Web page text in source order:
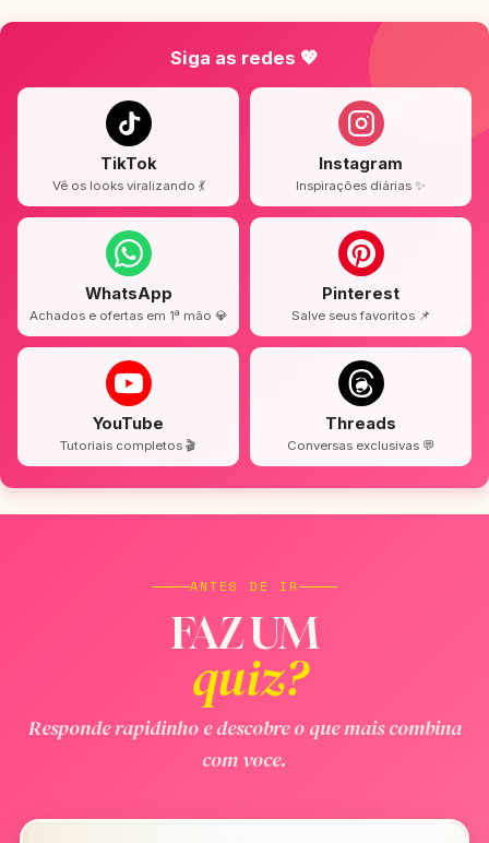
Siga as redes 💖
TikTok
Vê os looks viralizando 💃
Instagram
Inspirações diárias ✨
WhatsApp
Achados e ofertas em 1ª mão 💎
Pinterest
Salve seus favoritos 📌
YouTube
Tutoriais completos 🎬
Threads
Conversas exclusivas 💬
ANTES DE IR
FAZ UM
quiz?
Responde rapidinho e descobre o que mais combina
com voce.